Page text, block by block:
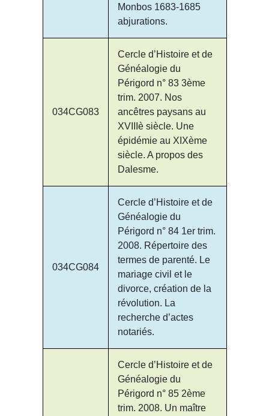
Monbos 1683-1685
abjurations.
034CG083
Cercle d’Histoire et de
Généalogie du
Périgord n° 83 3ème
trim. 2007. Nos
ancêtres paysans au
XVIIIè siècle. Une
épidémie au XIXème
siècle. A propos des
Dalesme.
034CG084
Cercle d’Histoire et de
Généalogie du
Périgord n° 84 1er trim.
2008. Répertoire des
termes de parenté. Le
mariage civil et le
divorce, création de la
révolution. La
recherche d’actes
notariés.
Cercle d’Histoire et de
Généalogie du
Périgord n° 85 2ème
trim. 2008. Un maître